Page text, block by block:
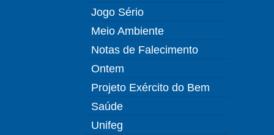
Jogo Sério
Meio Ambiente
Notas de Falecimento
Ontem
Projeto Exército do Bem
Saúde
Unifeg